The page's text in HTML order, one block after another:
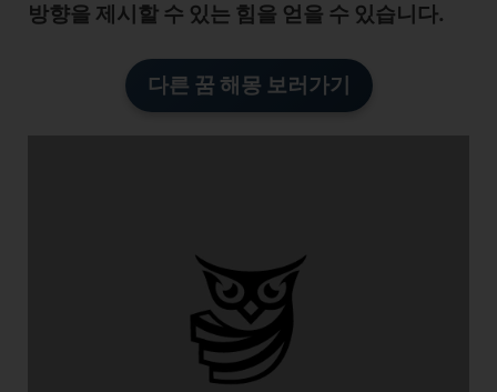
방향을 제시할 수 있는 힘을 얻을 수 있습니다.
다른 꿈 해몽 보러가기